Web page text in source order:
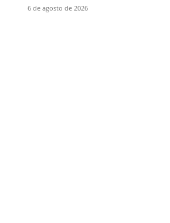
6 de agosto de 2026